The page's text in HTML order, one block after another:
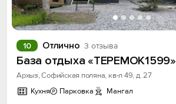
Отлично 3 отзыва
10
База отдыха «ТЕРЕМОК1599»
Архыз, Софийская поляна, кв-л 49, д. 27
Кухня
Парковка Мангал